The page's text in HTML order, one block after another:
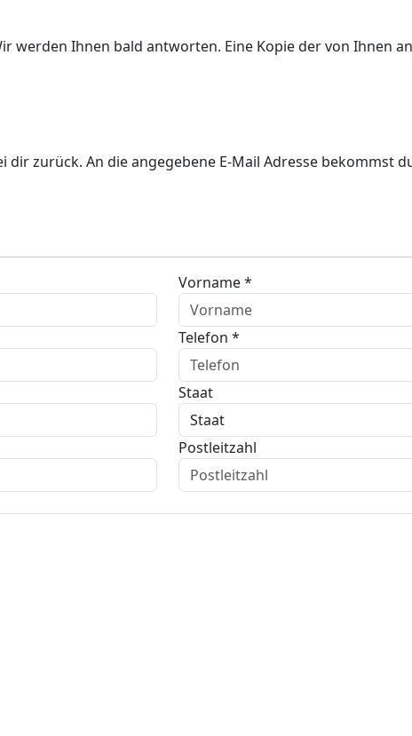
werden Ihnen bald antworten. Eine Kopie der von Ihnen
zurück. An die angegebene E-Mail Adresse bekommst
Vorname *
Telefon *
Staat
Postleitzahl